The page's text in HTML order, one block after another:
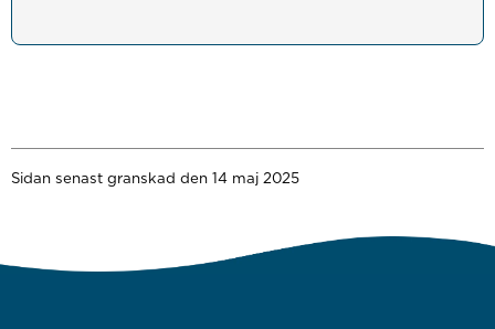
Sidan senast granskad den 14 maj 2025